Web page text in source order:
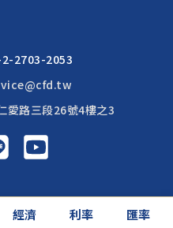
經濟 利率 匯率
2703-2053
愛路三段26號4樓之3
rights reserved.
: 振作國際